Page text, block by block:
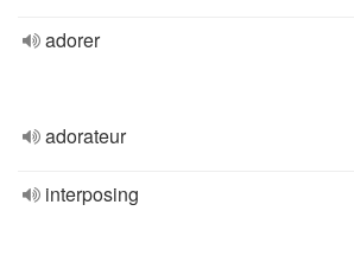
adorer
adorateur
interposing